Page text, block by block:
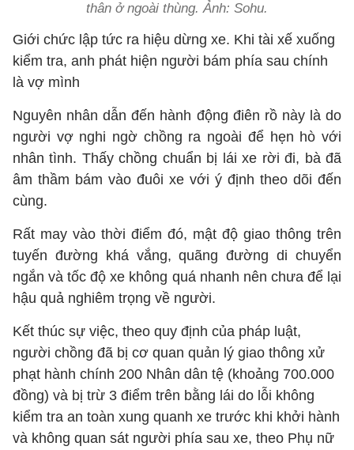
thân ở ngoài thùng. Ảnh: Sohu.
Giới chức lập tức ra hiệu dừng xe. Khi tài xế xuống
kiểm tra, anh phát hiện người bám phía sau chính
là vợ mình
Nguyên nhân dẫn đến hành động điên rồ này là do
người vợ nghi ngờ chồng ra ngoài để hẹn hò với
nhân tình. Thấy chồng chuẩn bị lái xe rời đi, bà đã
âm thầm bám vào đuôi xe với ý định theo dõi đến
cùng.
Rất may vào thời điểm đó, mật độ giao thông trên
tuyến đường khá vắng, quãng đường di chuyển
ngắn và tốc độ xe không quá nhanh nên chưa để lại
hậu quả nghiêm trọng về người.
Kết thúc sự việc, theo quy định của pháp luật,
người chồng đã bị cơ quan quản lý giao thông xử
phạt hành chính 200 Nhân dân tệ (khoảng 700.000
đồng) và bị trừ 3 điểm trên bằng lái do lỗi không
kiểm tra an toàn xung quanh xe trước khi khởi hành
và không quan sát người phía sau xe, theo Phụ nữ